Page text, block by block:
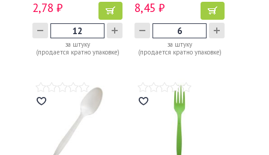
2,78 ₽
за штуку
(продается кратно упаковке)
8,45 ₽
за штуку
(продается кратно упаковке)